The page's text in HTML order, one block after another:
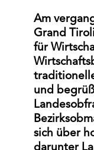
Am
Grand
für
und
sich über